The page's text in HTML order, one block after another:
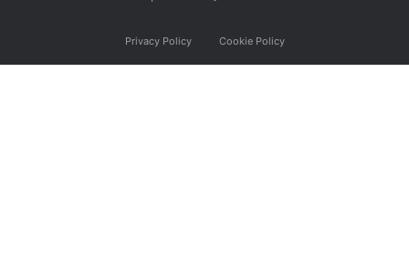
Privacy Policy Cookie Policy